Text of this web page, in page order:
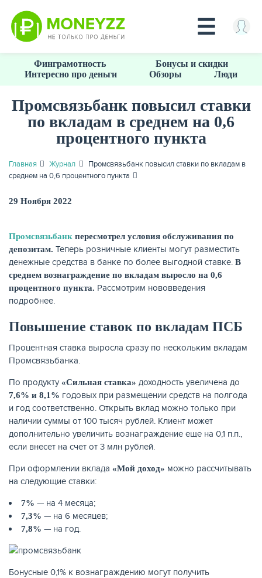
основному
содержанию
КРЕДИТЫ
КАРТЫ
ЗАЙМЫ
Финграмотность
Бонусы и скидки
Интересно про деньги
Обзоры Люди
Промсвязьбанк повысил ставки
по вкладам в среднем на 0,6
процентного пункта
Главная Журнал
Промсвязьбанк повысил ставки по вкладам в
среднем на 0,6 процентного пункта
29 Ноября 2022
Промсвязьбанк пересмотрел условия обслуживания по
депозитам. Теперь розничные клиенты могут разместить
денежные средства в банке по более выгодной ставке. В
среднем вознаграждение по вкладам выросло на 0,6
процентного пункта. Рассмотрим нововведения
подробнее.
Повышение ставок по вкладам ПСБ
Процентная ставка выросла сразу по нескольким вкладам
Промсвязьбанка.
По продукту«Сильная ставка» доходность увеличена до
7,6% и 8,1% годовых при размещении средств на полгода
и год соответственно. Открыть вклад можно только при
наличии суммы от 100 тысяч рублей. Клиент может
дополнительно увеличить вознаграждение еще на 0,1 п.п.,
если внесет на счет от 3 млн рублей.
При оформлении вклада «Мой доход» можно рассчитывать
на следующие ставки:
7% — на 4 месяца;
7,3% — на 6 месяцев;
7,8% — на год.
Бонусные 0,1% к вознаграждению могут получить